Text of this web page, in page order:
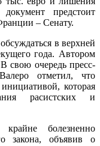
предстоит
– Сенату.
в верхней
года. Автором
свою очередь пресс-
отметил, что
которая
расистских и
болезненно
закона, объявив о